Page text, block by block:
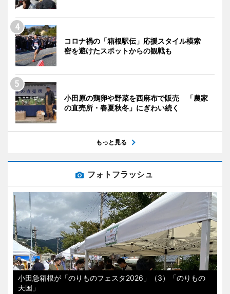
コロナ禍の「箱根駅伝」応援スタイル模索
密を避けたスポットからの観戦も
小田原の鶏卵や野菜を西麻布で販売 「農家
の直売所・春夏秋冬」にぎわい続く
もっと見る
フォトフラッシュ
小田急箱根が「のりものフェスタ2026」（3）「のりもの
天国」